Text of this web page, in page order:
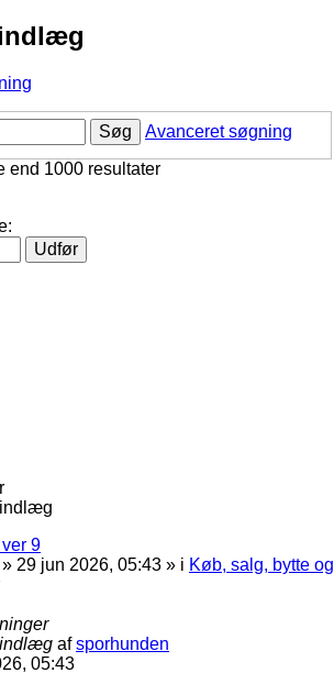
Søg
Avanceret søgning
end 1000 resultater
9
» 29 jun 2026, 05:43 » i Køb, salg, bytte og
afsporhunden
05:43